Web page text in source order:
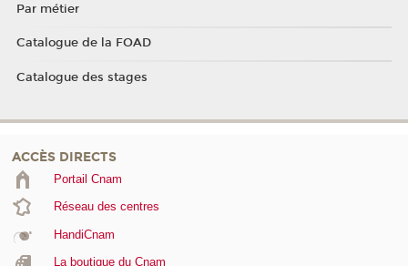
Par métier
Catalogue de la FOAD
Catalogue des stages
ACCÈS DIRECTS
Portail Cnam
Réseau des centres
HandiCnam
La boutique du Cnam